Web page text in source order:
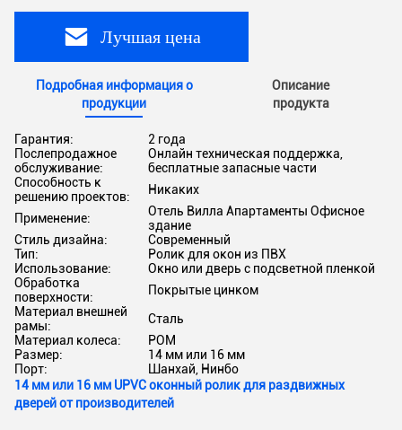
Лучшая цена
Подробная информация о
продукции
Описание
продукта
Гарантия:
2 года
Послепродажное
обслуживание:
Онлайн техническая поддержка,
бесплатные запасные части
Способность к
решению проектов:
Никаких
Применение:
Отель Вилла Апартаменты Офисное
здание
Стиль дизайна:
Современный
Тип:
Ролик для окон из ПВХ
Использование:
Окно или дверь с подсветной пленкой
Обработка
поверхности:
Покрытые цинком
Материал внешней
рамы:
Сталь
Материал колеса:
POM
Размер:
14 мм или 16 мм
Порт:
Шанхай, Нинбо
14 мм или 16 мм UPVC оконный ролик для раздвижных
дверей от производителей